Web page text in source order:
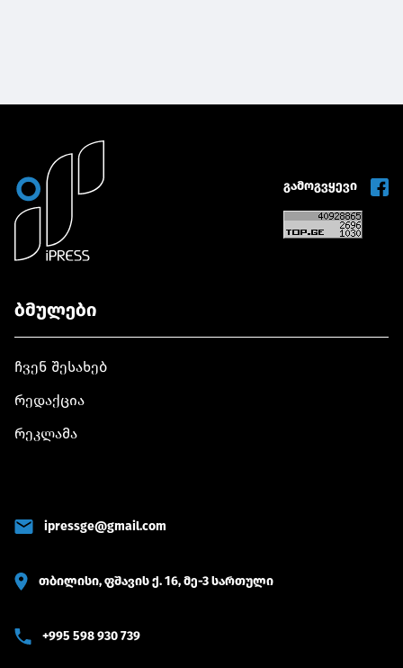
გამოგვყევი
ბმულები
ჩვენ შესახებ
რედაქცია
რეკლამა
ipressge@gmail.com
თბილისი, ფშავის ქ. 16, მე-3 სართული
+995 598 930 739